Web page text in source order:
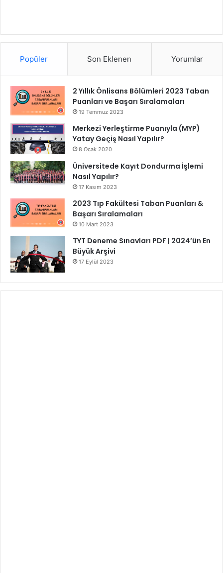
Popüler Son Eklenen Yorumlar
2 Yıllık Önlisans Bölümleri 2023 Taban
Puanları ve Başarı Sıralamaları
19 Temmuz 2023
Merkezi Yerleştirme Puanıyla (MYP)
Yatay Geçiş Nasıl Yapılır?
8 Ocak 2020
Üniversitede Kayıt Dondurma İşlemi
Nasıl Yapılır?
17 Kasım 2023
2023 Tıp Fakültesi Taban Puanları &
Başarı Sıralamaları
10 Mart 2023
TYT Deneme Sınavları PDF | 2024’ün En
Büyük Arşivi
17 Eylül 2023